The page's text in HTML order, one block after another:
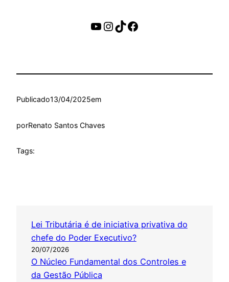
https://
Instagram
TikTok
Facebook
Publicado13/04/2025em
porRenato Santos Chaves
Tags:
Lei Tributária é de iniciativa privativa do
chefe do Poder Executivo?
20/07/2026
O Núcleo Fundamental dos Controles e
da Gestão Pública